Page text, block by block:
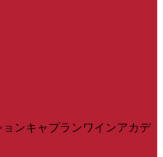
ンキャプランワインアカデ